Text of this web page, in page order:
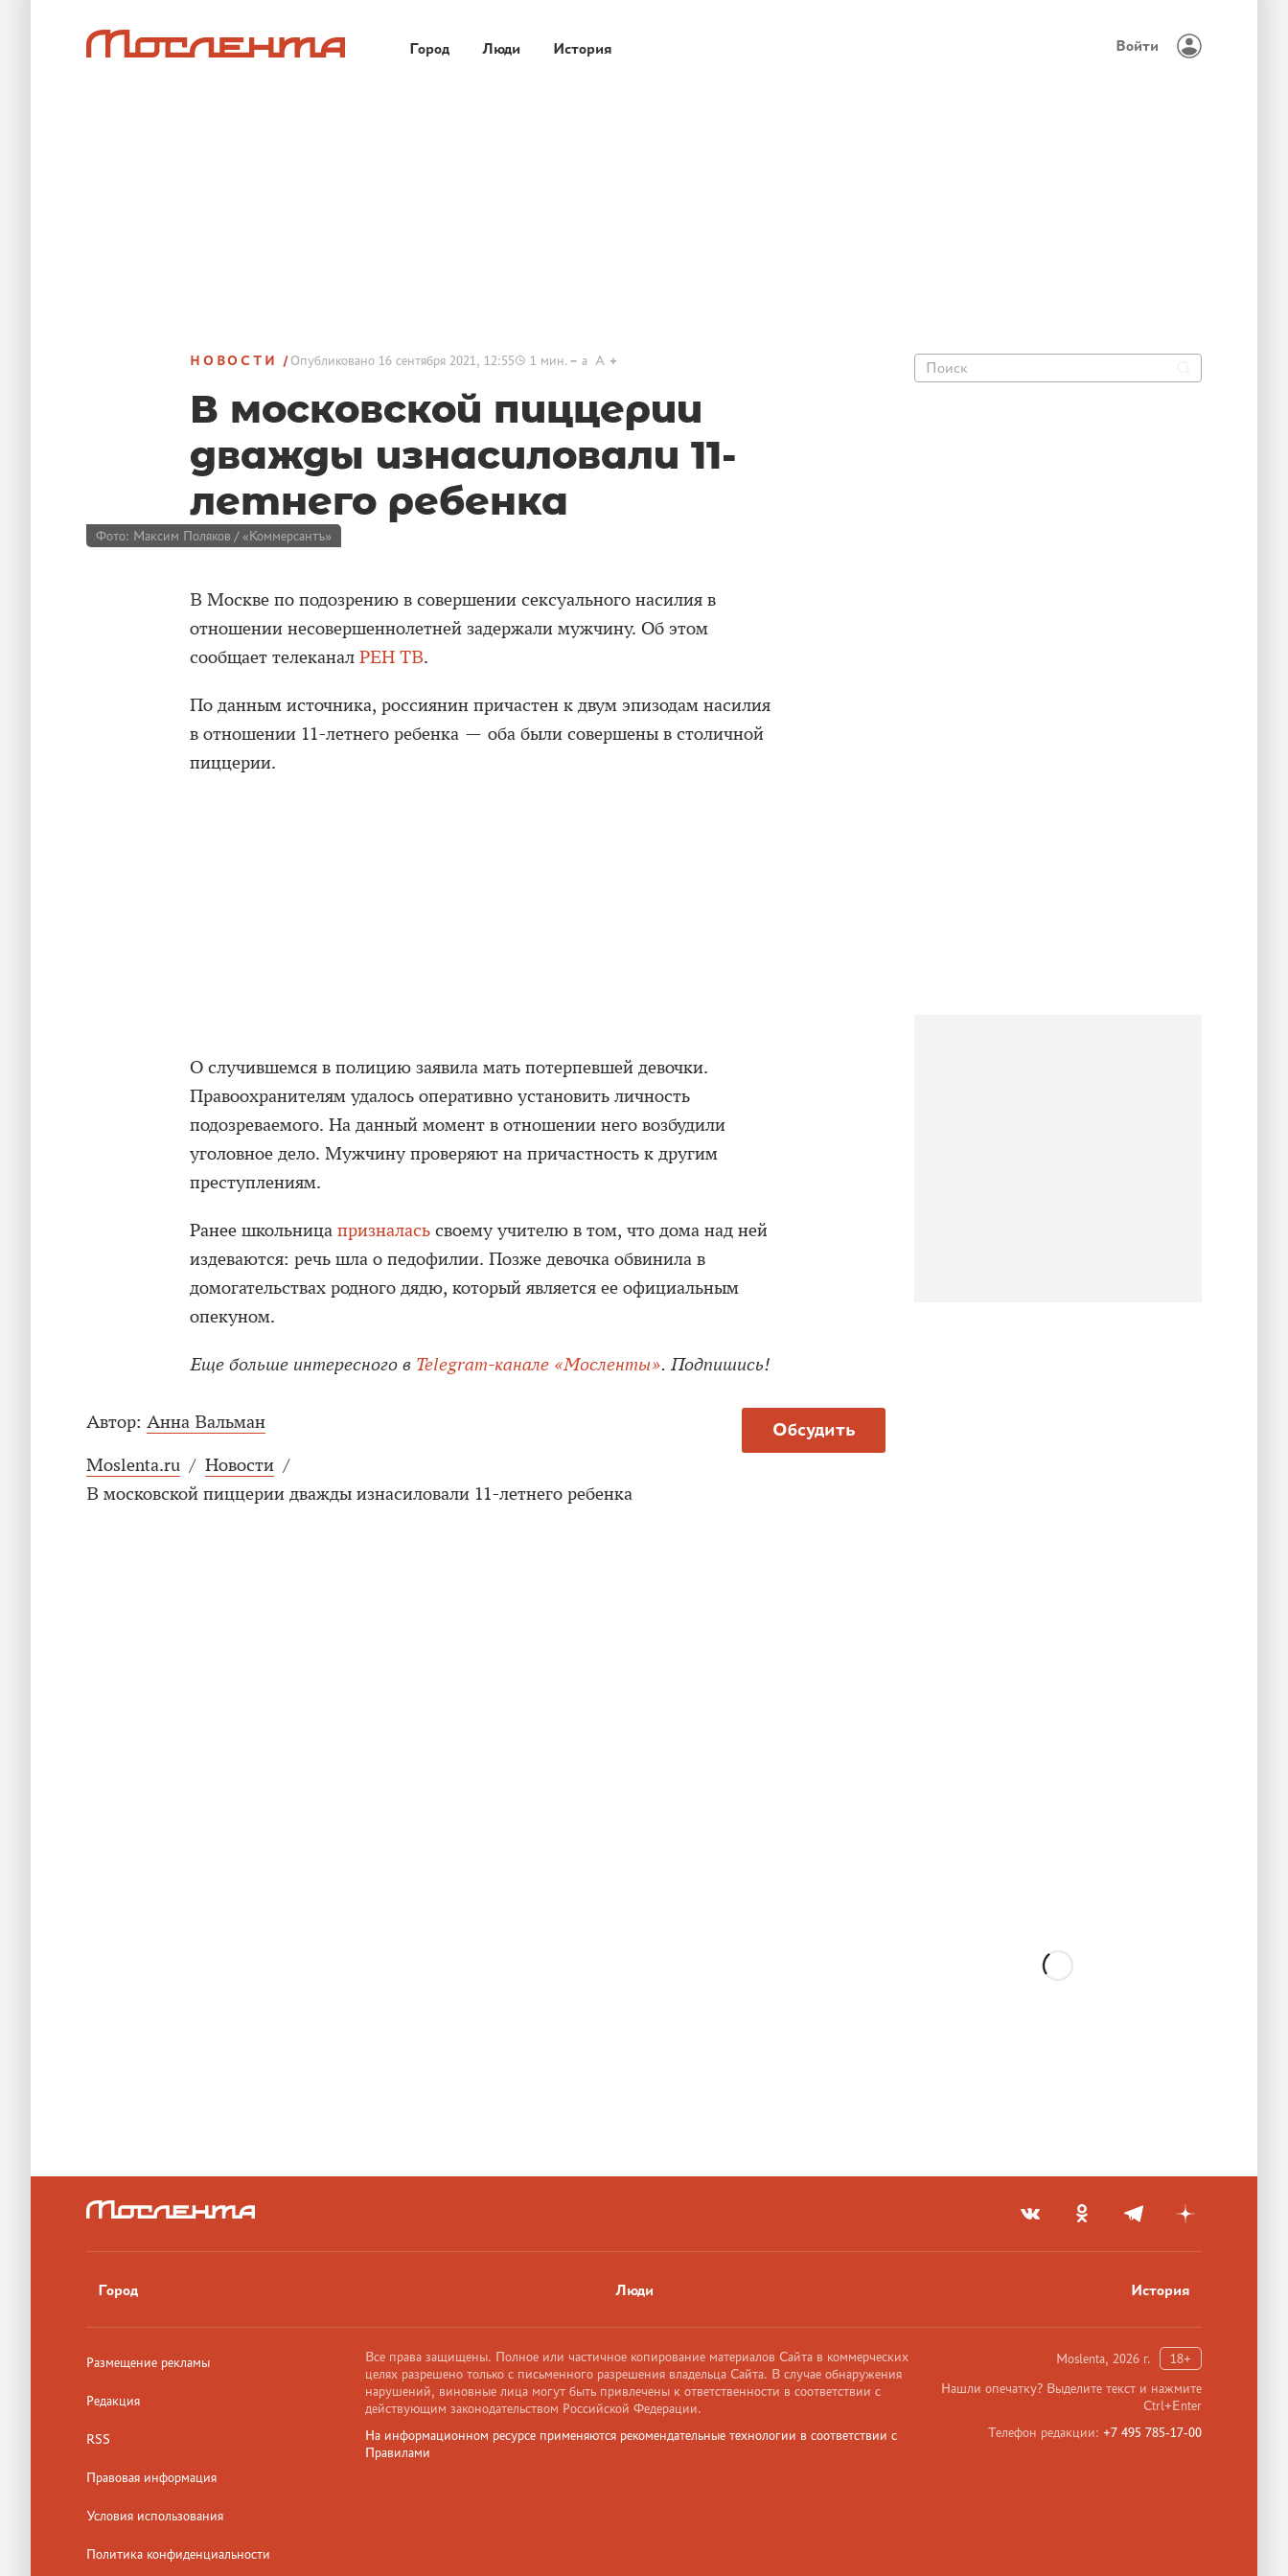
Город Люди История Войти
НОВОСТИ Опубликовано16 сентября 2021, 12:55 1 мин. a A
В московской пиццерии
дважды изнасиловали 11-
летнего ребенка
Фото: Максим Поляков / «Коммерсантъ»
В Москве по подозрению в совершении сексуального насилия в
отношении несовершеннолетней задержали мужчину. Об этом
сообщает телеканал РЕН ТВ.
По данным источника, россиянин причастен к двум эпизодам насилия
в отношении 11-летнего ребенка — оба были совершены в столичной
пиццерии.
О случившемся в полицию заявила мать потерпевшей девочки.
Правоохранителям удалось оперативно установить личность
подозреваемого. На данный момент в отношении него возбудили
уголовное дело. Мужчину проверяют на причастность к другим
преступлениям.
Ранее школьница призналась своему учителю в том, что дома над ней
издеваются: речь шла о педофилии. Позже девочка обвинила в
домогательствах родного дядю, который является ее официальным
опекуном.
Еще больше интересного в Telegram-канале «Мосленты». Подпишись!
Обсудить
Автор: Анна Вальман
Moslenta.ru / Новости /
В московской пиццерии дважды изнасиловали 11-летнего ребенка
Город Люди История
Размещение рекламы
Редакция
RSS
Правовая информация
Условия использования
Политика конфиденциальности
Moslenta, 2026 г.
18+
Нашли опечатку? Выделите текст и нажмите
Ctrl+Enter
Телефон редакции: +7 495 785-17-00
Все права защищены. Полное или частичное копирование материалов Сайта в коммерческих
целях разрешено только с письменного разрешения владельца Сайта. В случае обнаружения
нарушений, виновные лица могут быть привлечены к ответственности в соответствии с
действующим законодательством Российской Федерации.
На информационном ресурсе применяются рекомендательные технологии в соответствии с
Правилами